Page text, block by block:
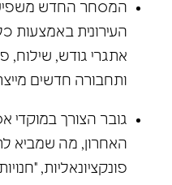
המסחר החדש משפיע
העירונית באמצעות
אתגרי גודש, שילוח,
ותחבורה חדשים
גובר הצורך במוקדי
האחרון, מה שמביא
פונקציונאליות,